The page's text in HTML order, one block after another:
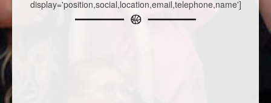
display='position,social,location,email,telephone,name']